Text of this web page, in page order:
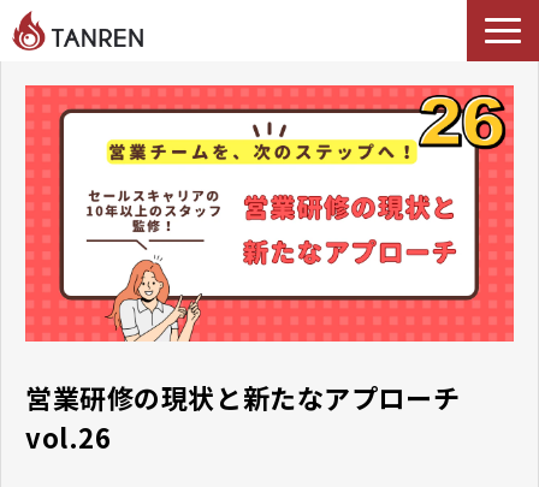
TANRENとは
AIイネーブルメント
選ばれる理由
導入事例
セミナー
料金・プラン
ブログ
Podcast
営業研修の現状と新たなアプローチ
vol.26